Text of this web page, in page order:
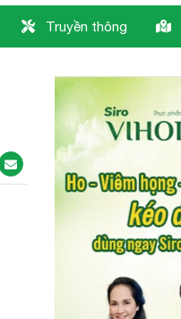
Truyền thông